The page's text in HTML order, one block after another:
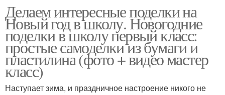
Делаем интересные поделки на
Новый год в школу. Новогодние
поделки в школу первый класс:
простые самоделки из бумаги и
пластилина (фото + видео мастер
класс)
Наступает зима, и праздничное настроение никого не